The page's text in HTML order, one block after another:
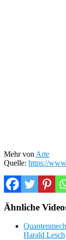
Mehr von Arte
Quelle: https://
Ähnliche
Harald Lesch